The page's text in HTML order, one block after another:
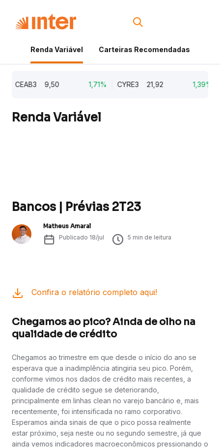
Renda Variável Carteiras Recomendadas
CEAB3 9,50 1,71% CYRE3 21,92 1,39%
Renda Variável
Bancos | Prévias 2T23
Matheus Amaral
Publicado 18/jul 5 min de leitura
Confira o relatório completo aqui!
Chegamos ao pico? Ainda de olho na
qualidade de crédito
Chegamos ao trimestre em que desde o início do ano se
esperava que a inadimplência atingiria seu pico. Porém,
conforme vimos nos dados de crédito mais recentes, a
qualidade de crédito segue se deteriorando,
principalmente em linhas clean no varejo bancário e, mais
recentemente, foi intensificada no ramo corporativo.
Esperamos ainda sinais de que o pico possa realmente
estar próximo, seja neste ou no segundo semestre, já que
ainda vemos indicadores macroeconômicos pressionando o